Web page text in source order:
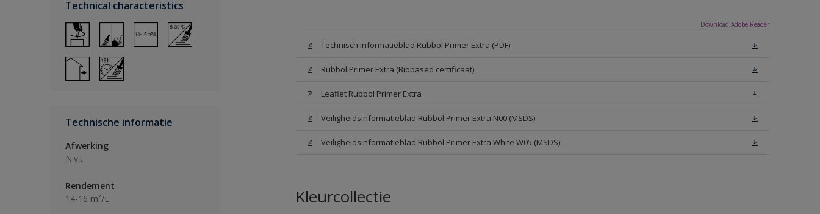
Technical characteristics
Technische informatie
Afwerking
N.v.t
Rendement
14-16 m²/L
Download Adobe Reader
Technisch Informatieblad Rubbol Primer Extra (PDF)
Rubbol Primer Extra (Biobased certificaat)
Leaflet Rubbol Primer Extra
Veiligheidsinformatieblad Rubbol Primer Extra N00 (MSDS)
Veiligheidsinformatieblad Rubbol Primer Extra White W05 (MSDS)
Kleurcollectie